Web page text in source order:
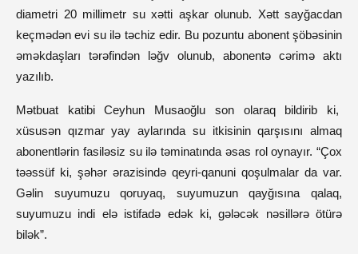
diametri 20 millimetr su xətti aşkar olunub. Xətt sayğacdan
keçmədən evi su ilə təchiz edir. Bu pozuntu abonent şöbəsinin
əməkdaşları tərəfindən ləğv olunub, abonentə cərimə aktı
yazılıb.
Mətbuat katibi Ceyhun Musaoğlu son olaraq bildirib ki,
xüsusən qızmar yay aylarında su itkisinin qarşısını almaq
abonentlərin fasiləsiz su ilə təminatında əsas rol oynayır. “Çox
təəssüf ki, şəhər ərazisində qeyri-qanuni qoşulmalar da var.
Gəlin suyumuzu qoruyaq, suyumuzun qayğısına qalaq,
suyumuzu indi elə istifadə edək ki, gələcək nəsillərə ötürə
bilək”.